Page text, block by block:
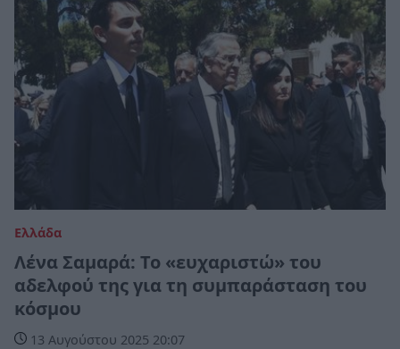
Ελλάδα
Λένα Σαμαρά: Το «ευχαριστώ» του
αδελφού της για τη συμπαράσταση του
κόσμου
13 Αυγούστου 2025 20:07